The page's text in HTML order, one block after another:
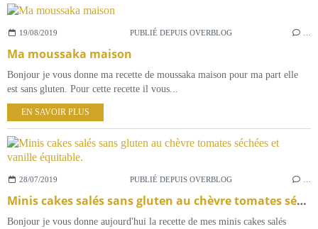
19/08/2019 PUBLIÉ DEPUIS OVERBLOG
Ma moussaka maison
Bonjour je vous donne ma recette de moussaka maison pour ma part elle
est sans gluten. Pour cette recette il vous...
EN SAVOIR PLUS
28/07/2019 PUBLIÉ DEPUIS OVERBLOG
Minis cakes salés sans gluten au chèvre tomates séchées et vanille équitable.
Bonjour je vous donne aujourd'hui la recette de mes minis cakes salés